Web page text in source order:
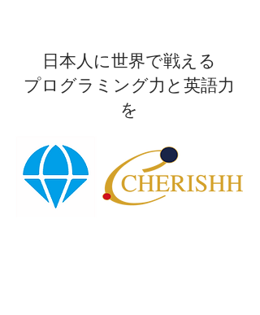
日本人に世界で戦える
プログラミング力と英語力
を